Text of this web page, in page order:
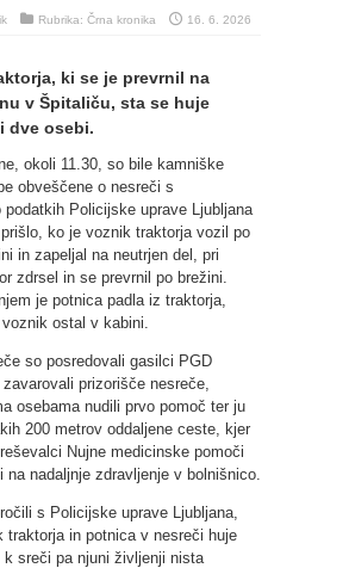
Rubrika: Črna kronika 16. 6. 2026
ki se je prevrnil na
v Špitaliču, sta se huje
dve osebi.
okoli 11.30, so bile kamniške
obveščene o nesreči s
podatkih Policijske uprave Ljubljana
ko je voznik traktorja vozil po
in zapeljal na neutrjen del, pri
zdrsel in se prevrnil po brežini.
je potnica padla iz traktorja,
ostal v kabini.
so posredovali gasilci PGD
prizorišče nesreče,
osebama nudili prvo pomoč ter ju
200 metrov oddaljene ceste, kjer
Nujne medicinske pomoči
na nadaljnje zdravljenje v bolnišnico.
s Policijske uprave Ljubljana,
traktorja in potnica v nesreči huje
k sreči pa njuni življenji nista